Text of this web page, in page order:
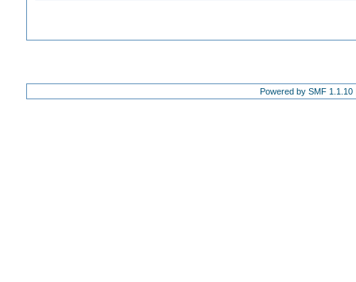
Powered by SMF 1.1.10